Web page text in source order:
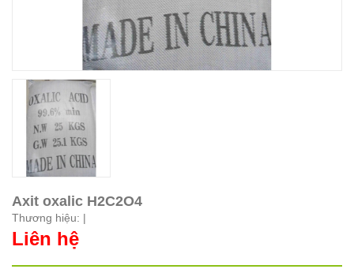
Axit oxalic H2C2O4
Thương hiệu: |
Liên hệ